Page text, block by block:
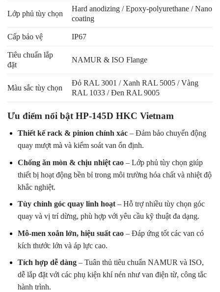
Lớp phủ tùy chọn
Hard anodizing / Epoxy-polyurethane / Nano
coating
Cấp bảo vệ IP67
Tiêu chuẩn lắp
đặt
NAMUR & ISO Flange
Màu sắc tùy chọn
Đỏ RAL 3001 / Xanh RAL 5005 / Vàng
RAL 1033 / Đen RAL 9005
Ưu điểm nổi bật HP-145D HKC Vietnam
Thiết kế rack & pinion chính xác– Đảm bảo chuyển động
quay mượt mà và kiểm soát van ổn định.
Chống ăn mòn & chịu nhiệt cao– Lớp phủ tùy chọn giúp
thiết bị hoạt động bền bỉ trong môi trường hóa chất và nhiệt độ
khắc nghiệt.
Tùy chỉnh góc quay linh hoạt– Hỗ trợ nhiều tùy chọn góc
quay và vị trí dừng, phù hợp với yêu cầu kỹ thuật đa dạng.
Mô-men xoắn lớn, hiệu suất cao– Đáp ứng tốt các van có
kích thước lớn và áp lực cao.
Tích hợp dễ dàng– Tuân thủ tiêu chuẩn NAMUR và ISO,
dễ lắp đặt với các phụ kiện khí nén như van điện từ, công tắc
hành trình.